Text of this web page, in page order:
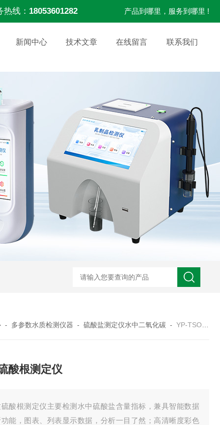
热线： 18053601282 产品到哪里，服务到哪里 !
新闻中心 技术文章 在线留言 联系我们
- 多参数水质检测仪器 -硫酸盐测定仪水中二氧化碳 -YP-TSO4水质硫酸根测定仪
酸根测定仪
酸根测定仪主要检测水中硫酸盐含量指标，兼具智能数据
能，图表、列表显示数据，分析一目了然；高清晰度彩色